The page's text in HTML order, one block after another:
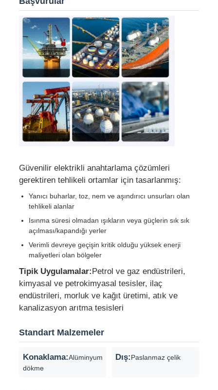
Fabrika turu
Kalite kontrol
Bize ulaşın
Teklif isteği
Patlamaya Dayanıklı Alarm Işığı
Patlamaya Dayanıklı Kutu
patlamaya dayanıklı anahtar
Patlama geçirmez kablo bezleri
patlamaya dayanıklı fiş ve priz
Güvenilir elektrikli anahtarlama çözümleri
gerektiren tehlikeli ortamlar için tasarlanmış:
Yanıcı buharlar, toz, nem ve aşındırıcı unsurları olan
tehlikeli alanlar
Isınma süresi olmadan ışıkların veya güçlerin sık sık
açılması/kapandığı yerler
Verimli devreye geçişin kritik olduğu yüksek enerji
maliyetleri olan bölgeler
Tipik Uygulamalar:Petrol ve gaz endüstrileri,
kimyasal ve petrokimyasal tesisler, ilaç
endüstrileri, morluk ve kağıt üretimi, atık ve
kanalizasyon arıtma tesisleri
Standart Malzemeler
Konaklama:Alüminyum
dökme
Dış:Paslanmaz çelik